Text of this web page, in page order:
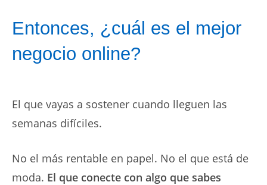
Entonces, ¿cuál es el mejor
negocio online?
El que vayas a sostener cuando lleguen las
semanas difíciles.
No el más rentable en papel. No el que está de
moda. El que conecte con algo que sabes